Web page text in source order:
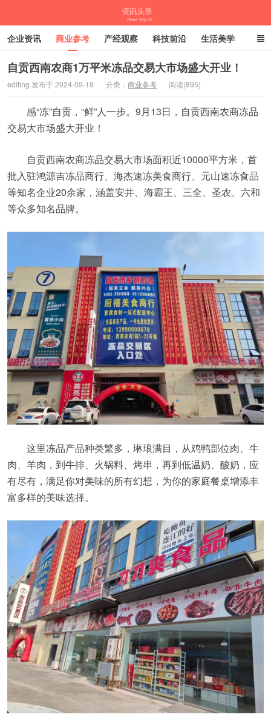
企业资讯 商业参考 产经观察 科技前沿 生活美学
时尚潮流 母婴亲子 专栏
自贡西南农商1万平米冻品交易大市场盛大开业！
editing 发布于 2024-09-19 分类： 商业参考 阅读(895)
感“冻”自贡，“鲜”人一步。9月13日，自贡西南农商冻品
交易大市场盛大开业！
自贡西南农商冻品交易大市场面积近10000平方米，首
批入驻鸿源吉冻品商行、海杰速冻美食商行、元山速冻食品
等知名企业20余家，涵盖安井、海霸王、三全、圣农、六和
等众多知名品牌。
这里冻品产品种类繁多，琳琅满目，从鸡鸭部位肉、牛
肉、羊肉，到牛排、火锅料、烤串，再到低温奶、酸奶，应
有尽有，满足你对美味的所有幻想，为你的家庭餐桌增添丰
富多样的美味选择。